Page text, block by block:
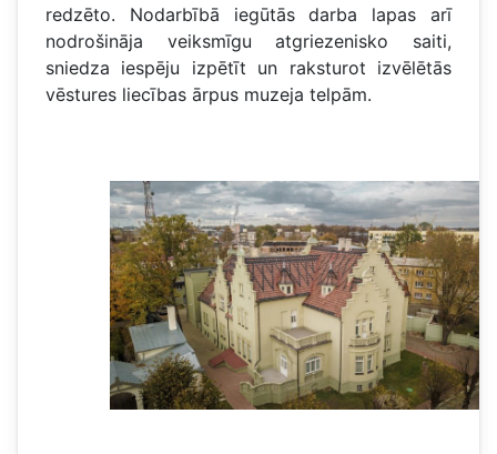
redzēto. Nodarbībā iegūtās darba lapas arī
nodrošināja veiksmīgu atgriezenisko saiti,
sniedza iespēju izpētīt un raksturot izvēlētās
vēstures liecības ārpus muzeja telpām.